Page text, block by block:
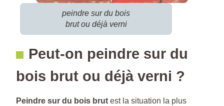
peindre sur du bois
brut ou déjà verni
Peut-on peindre sur du
bois brut ou déjà verni ?
Peindre sur du bois brut est la situation la plus